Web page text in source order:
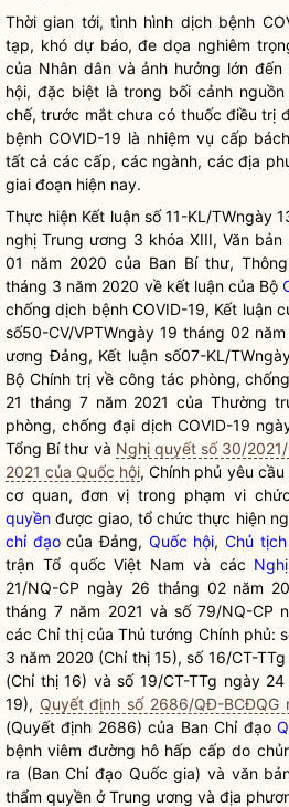
Thời gian tới, tình hình dịch bệnh
tạp, khó dự báo, đe dọa nghiêm
của Nhân dânvà ảnh hưởng lớn đến
hội, đặc biệt là trong bối cảnh
chế, trước mắt chưa có thuốc điều trị
bệnh COVID-19 là nhiệm vụ cấp
tất cả các cấp, các ngành, các địa
giai đoạn hiện nay.
Thực hiện Kết luận số 11-KL/TWngày
nghị Trung ương 3 khóa XIII, Văn
01 năm 2020 của Ban Bí thư, Thông
tháng 3 năm 2020 về kết luận của Bộ
chống dịch bệnh COVID-19, Kết luận
số50-CV/VPTWngày 19 tháng 02
ương Đảng, Kết luận số07-KL/
Bộ Chính trịvề công tác phòng,
21 tháng 7 năm 2021 của Thường
phòng, chống đại dịch COVID-19
Tổng Bí thư và Nghị quyết số 30/
2021 của Quốc hội, Chính phủ yêu
cơ quan, đơn vị trong phạm vi
quyền được giao, tổ chức thực hiện
chỉ đạocủa Đảng, Quốc hội,Chủ
trận Tổ quốc Việt Nam và các
21/NQ-CP ngày 26 tháng 02 năm
tháng 7 năm 2021 và số 79/NQ-CP
các Chỉ thị của Thủ tướng Chính phủ:
3 năm 2020 (Chỉ thị 15), số 16/CT-
(Chỉ thị 16) và số 19/CT-TTg ngày
19), Quyết định số 2686/QĐ-BCĐQG
(Quyết định 2686) của BanChỉ đạo
bệnh viêm đường hô hấp cấp do
ra (BanChỉ đạo Quốc gia) và văn
thẩm quyền ở Trung ương và địa